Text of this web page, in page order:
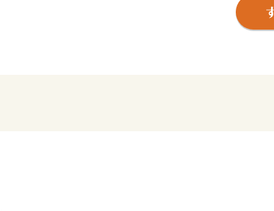
倉庫群が立ち並ぶ赤
名残が残る港町で、